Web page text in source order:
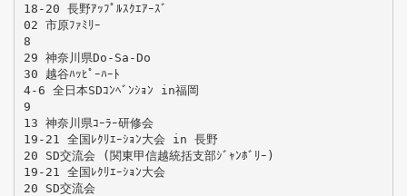
18-20 長野ｱｯﾌﾟﾙｽｸｴｱｰｽﾞ
02 市原ﾌｧﾐﾘｰ
8
29 神奈川県Do-Sa-Do
30 越谷ﾊｯﾋﾟｰﾊｰﾄ
4-6 全日本SDｺﾝﾍﾞﾝｼｮﾝ in福岡
9
13 神奈川県ｺｰﾗｰ研修会
19-21 全国ﾚｸﾘｴｰｼｮﾝ大会 in 長野
20 SD交流会 (関東甲信越統括支部ｼﾞｬﾝﾎﾞﾘｰ)
19-21 全国ﾚｸﾘｴｰｼｮﾝ大会
20 SD交流会